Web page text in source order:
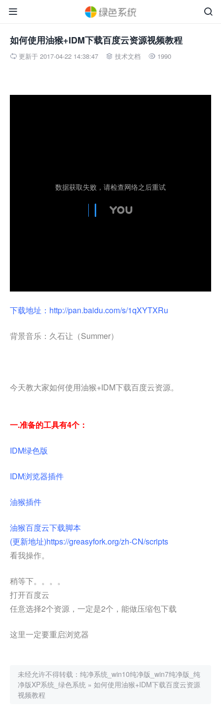


如何使用油猴+IDM下载百度云资源视频教程
 更新于 2017-04-22 14:38:47  技术文档  1990
下载地址： http://pan.baidu.com/s/1qXYTXRu
背景音乐：久石让（Summer）
今天教大家如何使用油猴+IDM下载百度云资源。
一.准备的工具有4个：
IDM绿色版
IDM浏览器插件
油猴插件
油猴百度云下载脚本
(更新地址)https://greasyfork.org/zh-CN/scripts
看我操作。
稍等下。。。。
打开百度云
任意选择2个资源，一定是2个，能做压缩包下载
这里一定要重启浏览器
未经允许不得转载： 纯净系统_win10纯净版_win7纯净版_纯
净版XP系统_绿色系统 » 如何使用油猴+IDM下载百度云资源
视频教程